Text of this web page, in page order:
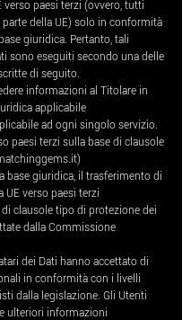
verso paesi terzi (ovvero, tutti
della UE) solo in conformità
giuridica. Pertanto, tali
sono eseguiti secondo una delle
di seguito.
informazioni al Titolare in
applicabile
ad ogni singolo servizio.
paesi terzi sulla base di clausole
base giuridica, il trasferimento di
UE verso paesi terzi
di clausole tipo di protezione dei
dalla Commissione
dei Dati hanno accettato di
in conformità con i livelli
dalla legislazione. Gli Utenti
ulteriori informazioni